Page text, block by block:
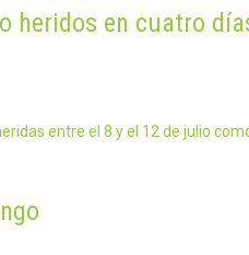
heridos en cuatro
entre el 8 y el 12 de julio